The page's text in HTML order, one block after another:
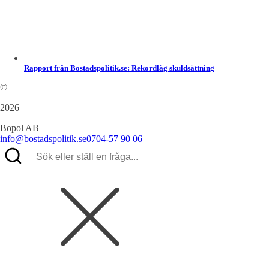
Rapport från Bostadspolitik.se: Rekordlåg skuldsättning
©
2026
Bopol AB
info@bostadspolitik.se0704-57 90 06